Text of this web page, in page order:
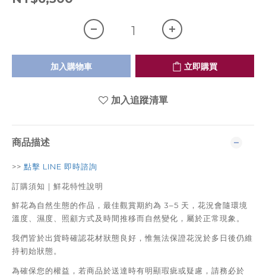
加入購物車 立即購買
加入追蹤清單
商品描述
>> 點擊 LINE 即時諮詢
訂購須知｜鮮花特性說明
鮮花為自然生態的作品，最佳觀賞期約為 3–5 天，花況會隨環境
溫度、濕度、照顧方式及時間推移而自然變化，屬於正常現象。
我們皆於出貨時確認花材狀態良好，惟無法保證花況於多日後仍維
持初始狀態。
為確保您的權益，若商品於送達時有明顯瑕疵或疑慮，請務必於